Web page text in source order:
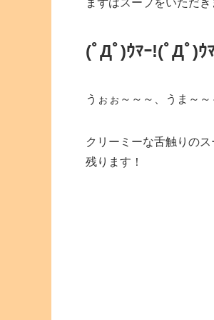
(ﾟДﾟ)ｳﾏｰ!(ﾟДﾟ)ｳ
うぉぉ～～～、うま～～
クリーミーな舌触りの
残ります！